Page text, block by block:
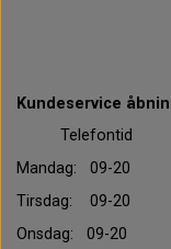
Kundeservice
Telefontid
Mandag: 09-
Tirsdag: 09-
Onsdag: 09-